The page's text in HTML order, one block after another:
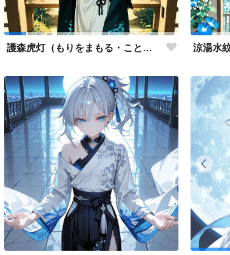
護森虎灯（もりをまもる・ことう）和メイド